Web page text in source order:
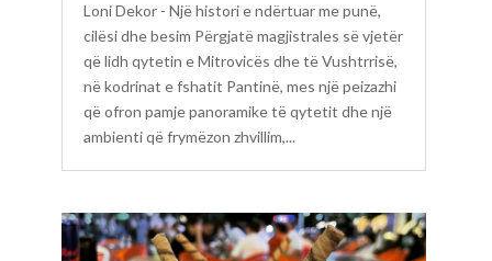
Loni Dekor - Një histori e ndërtuar me punë,
cilësi dhe besim Përgjatë magjistrales së vjetër
që lidh qytetin e Mitrovicës dhe të Vushtrrisë,
në kodrinat e fshatit Pantinë, mes një peizazhi
që ofron pamje panoramike të qytetit dhe një
ambienti që frymëzon zhvillim,...